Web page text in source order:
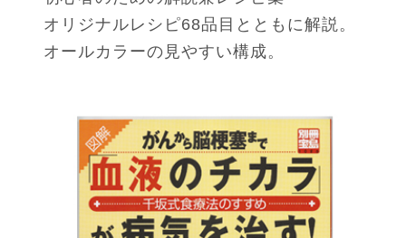
オリジナルレシピ68品目とともに解説。
オールカラーの見やすい構成。